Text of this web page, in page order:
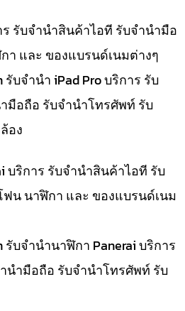
ร รับจำนำสินค้าไอที รับจำนำมือ
า และ ของแบรนด์เนมต่างๆ
บจำนำ iPad Pro บริการ รับ
มือถือ รับจำนำโทรศัพท์ รับ
อง
บริการ รับจำนำสินค้าไอที รับ
น นาฬิกา และ ของแบรนด์เนม
บจำนำนาฬิกา Panerai บริการ
นำมือถือ รับจำนำโทรศัพท์ รับ